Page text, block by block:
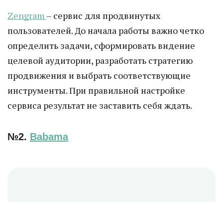
Zengram – сервис для продвинутых
пользователей. До начала работы важно четко
определить задачи, сформировать видение
целевой аудитории, разработать стратегию
продвижения и выбрать соответствующие
инструменты. При правильной настройке
сервиса результат не заставить себя ждать.
№2. Babama